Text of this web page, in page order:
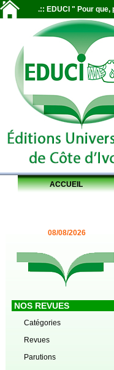
.:: EDUCI " Pour
ACCUEIL
08/08/2026
NOS REVUES
Catégories
Revues
Parutions